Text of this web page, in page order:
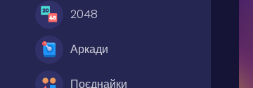
2048
Аркади
Поєднайки